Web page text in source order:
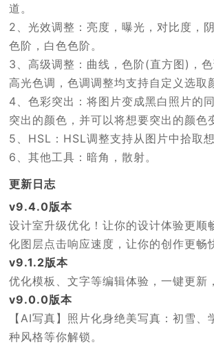
道。
2、光效调整：亮度，曝光，对比度，
色阶，白色色阶。
3、高级调整：曲线，色阶(直方图)，
高光色调，色调调整均支持自定义选取
4、色彩突出：将图片变成黑白照片的
突出的颜色，并可以将想要突出的颜色
5、HSL：HSL调整支持从图片中拾取想
6、其他工具：暗角，散射。
更新日志
v9.4.0版本
设计室升级优化！让你的设计体验更顺
化图层点击响应速度，让你的创作更畅
v9.1.2版本
优化模板、文字等编辑体验，一键更新
v9.0.0版本
【AI写真】照片化身绝美写真：初雪、
种风格等你解锁。